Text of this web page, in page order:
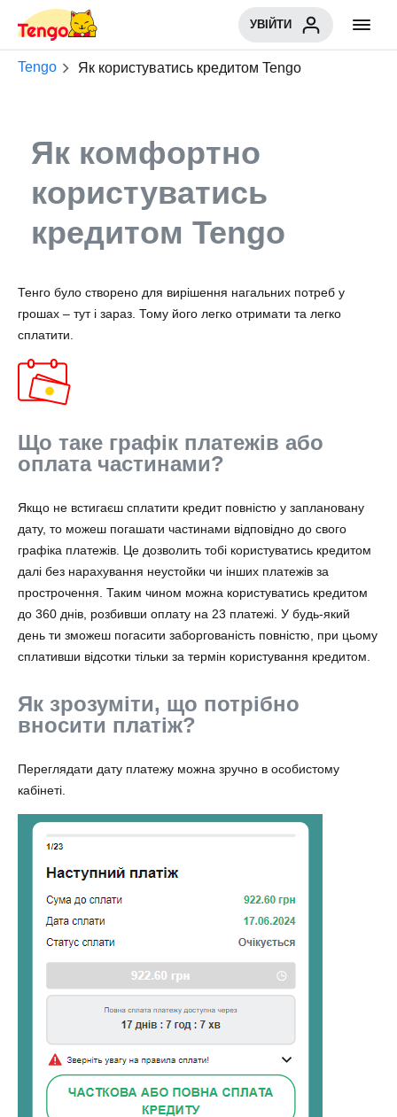
УВІЙТИ
Tengo Як користуватись кредитом Tengo
Як комфортно
користуватись
кредитом Tengo
Тенго було створено для вирішення нагальних потреб у
грошах – тут і зараз. Тому його легко отримати та легко
сплатити.
Що таке графік платежів або
оплата частинами?
Якщо не встигаєш сплатити кредит повністю у заплановану
дату, то можеш погашати частинами відповідно до свого
графіка платежів. Це дозволить тобі користуватись кредитом
далі без нарахування неустойки чи інших платежів за
прострочення. Таким чином можна користуватись кредитом
до 360 днів, розбивши оплату на 23 платежі. У будь-який
день ти зможеш погасити заборгованість повністю, при цьому
сплативши відсотки тільки за термін користування кредитом.
Як зрозуміти, що потрібно
вносити платіж?
Переглядати дату платежу можна зручно в особистому
кабінеті.